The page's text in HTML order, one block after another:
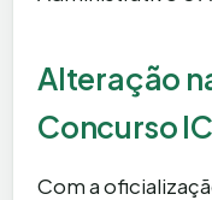
Alteração
Concurso
Com a